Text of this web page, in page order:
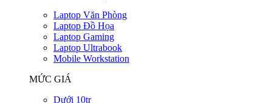
Laptop Văn Phòng
Laptop Đồ Họa
Laptop Gaming
Laptop Ultrabook
Mobile Workstation
MỨC GIÁ
Dưới 10tr